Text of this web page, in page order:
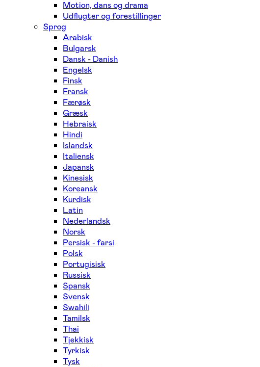
Motion, dans og drama
Udflugter og forestillinger
Sprog
Arabisk
Bulgarsk
Dansk - Danish
Engelsk
Finsk
Fransk
Færøsk
Græsk
Hebraisk
Hindi
Islandsk
Italiensk
Japansk
Kinesisk
Koreansk
Kurdisk
Latin
Nederlandsk
Norsk
Persisk - farsi
Polsk
Portugisisk
Russisk
Spansk
Svensk
Swahili
Tamilsk
Thai
Tjekkisk
Tyrkisk
Tysk